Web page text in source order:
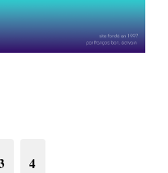
4